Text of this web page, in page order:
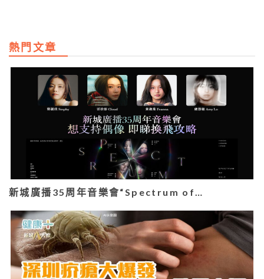
熱門文章
新城廣播35周年音樂會“Spectrum of…